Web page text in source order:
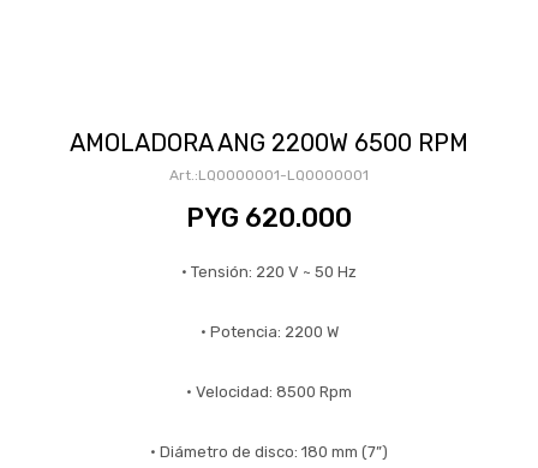
AMOLADORA ANG 2200W 6500 RPM
LQ0000001-LQ0000001
PYG 620.000
• Tensión: 220 V ~ 50 Hz
• Potencia: 2200 W
• Velocidad: 8500 Rpm
• Diámetro de disco: 180 mm (7”)